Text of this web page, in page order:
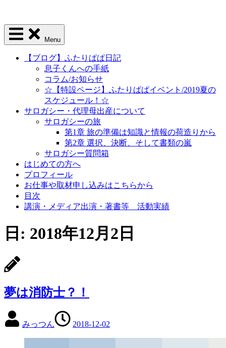
Menu
【ブログ】ふたりぱぱ日記
息子くんへの手紙
コラム/お知らせ
☆【特設ページ】ふたりぱぱイベント/2019夏の
スケジュール！☆
サロガシー・代理母出産について
サロガシーの旅
第1章 旅の準備は知識と情報の荷造りから
第2章 選択、決断、そして書類の嵐
サロガシー質問箱
はじめての方へ
プロフィール
お仕事や取材申し込みはこちらから
目次
講演・メディア出演・著書等 活動実績
日: 2018年12月2日
夢は消防士？！
みっつん 2018-12-02